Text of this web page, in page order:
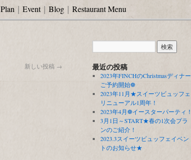
Plan ｜ Event｜ Blog ｜ Restaurant Menu
新しい投稿 → 最近の投稿
2023年FINCHのChristmasディナー
ご予約開始❁
2023年11月★スイーツビュッフェ
リニューアル1周年！
2023年4月❁イースターパーティ！
3月1日～START★春の1次会プラ
ンのご紹介！
2023.3スイーツビュッフェイベン
トのお知らせ★